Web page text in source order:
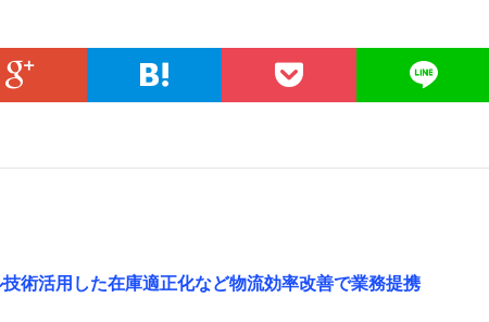
術活用した在庫適正化など物流効率改善で業務提携